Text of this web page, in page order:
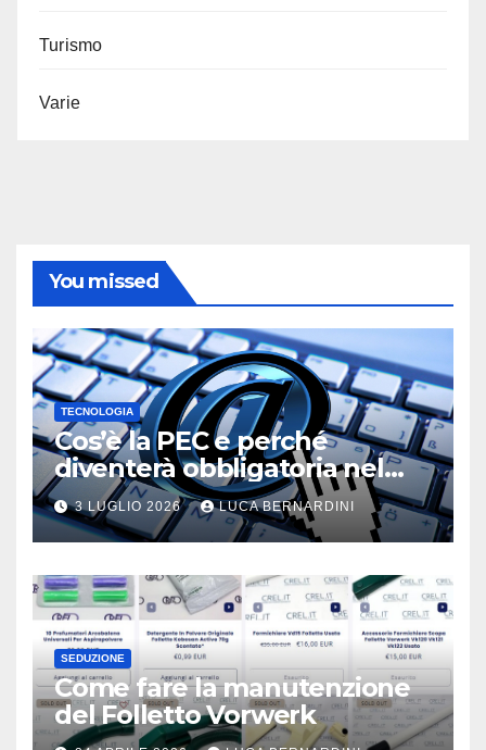
Turismo
Varie
You missed
TECNOLOGIA
Cos’è la PEC e perché
diventerà obbligatoria nel
2026?
3 LUGLIO 2026 LUCA BERNARDINI
SEDUZIONE
Come fare la manutenzione
del Folletto Vorwerk